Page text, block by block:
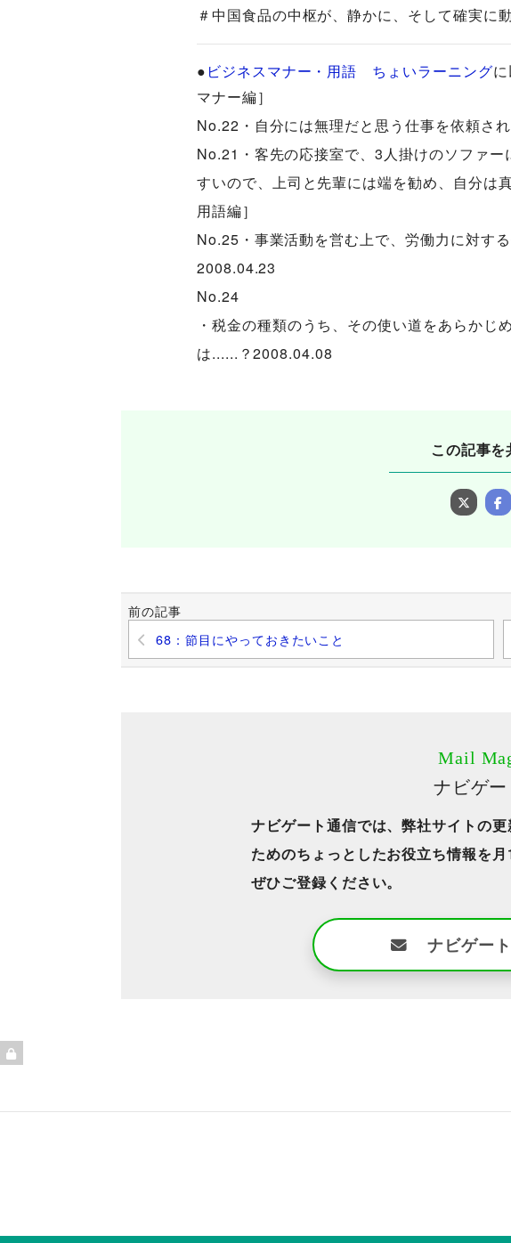
＃中国食品の中枢が、静かに、そして確実に
● ビジネスマナー・用語 ちょいラーニング
マナー編］
No.22・自分には無理だと思う仕事を依頼さ
No.21・客先の応接室で、3人掛けのソファ
すいので、上司と先輩には端を勧め、自分は
用語編］
No.25・事業活動を営む上で、労働力に対す
2008.04.23
No.24
・税金の種類のうち、その使い道をあらかじ
は......？2008.04.08
この記事を
前の記事
68：節目にやっておきたいこと
Mail
ナビゲ
ナビゲート通信では、弊社サイトの
ためのちょっとしたお役立ち情報を
ぜひご登録ください。
ナビゲー